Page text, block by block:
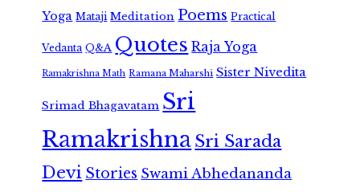
Yoga Mataji Meditation Poems Practical
Vedanta Q&A Quotes Raja Yoga
Ramakrishna Math Ramana Maharshi Sister Nivedita
Srimad Bhagavatam Sri
RamakrishnaSri Sarada
Devi Stories Swami Abhedananda